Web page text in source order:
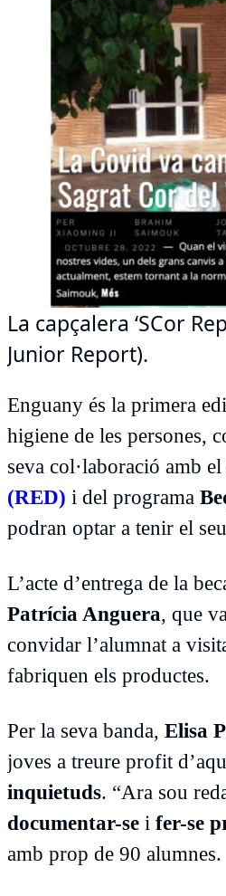
La capçalera ‘SCor
Junior Report).
Enguany és la primera
higiene de les persones,
seva col·laboració amb
(RED) i del programa
podran optar a tenir el
L’acte d’entrega de la
Patrícia Anguera, que
convidar l’alumnat a
fabriquen els productes.
Per la seva banda, Elisa
joves a treure profit
inquietuds. “Ara sou
documentar-se i fer-se
amb prop de 90 alumnes.